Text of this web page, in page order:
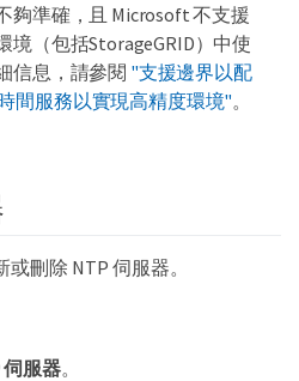
夠準確，且 Microsoft 不支援
境（包括StorageGRID）中使
信息，請參閱 "支援邊界以配
間服務以實現高精度環境"。
刪除 NTP 伺服器。
伺服器。